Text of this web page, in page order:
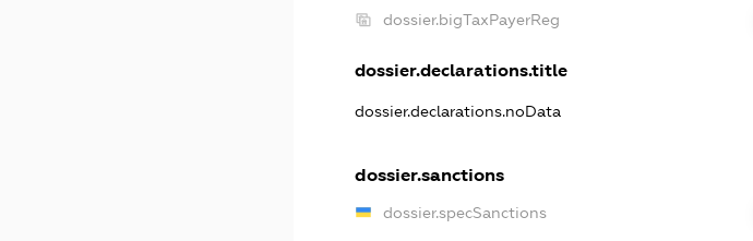
dossier.bigTaxPayerReg
dossier.declarations.title
dossier.declarations.noData
dossier.sanctions
dossier.specSanctions